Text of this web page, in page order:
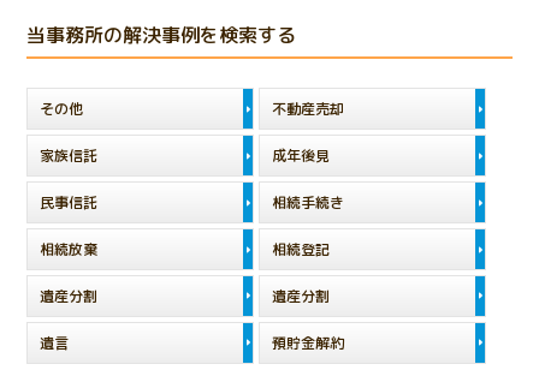
当事務所の解決事例を検索する
その他 不動産売却
家族信託 成年後見
民事信託 相続手続き
相続放棄 相続登記
遺産分割 遺産分割
遺言 預貯金解約